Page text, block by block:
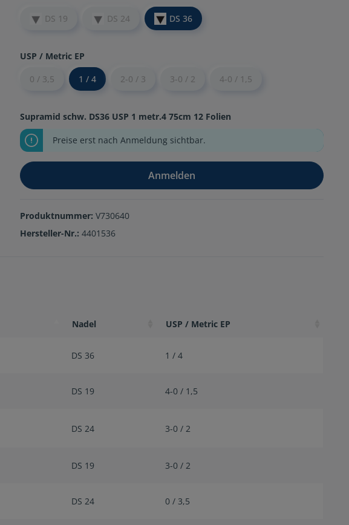
DS 19
DS 24 DS 36
USP / Metric EP
0 / 3,5
1 / 4 2-0 / 3 3-0 / 2 4-0 / 1,5
Supramid schw. DS36 USP 1 metr.4 75cm 12 Folien
Preise erst nach Anmeldung sichtbar.
Anmelden
Produktnummer:V730640
Hersteller-Nr.:4401536
Nadel USP / Metric EP
DS 36 1 / 4
DS 19 4-0 / 1,5
DS 24 3-0 / 2
DS 19 3-0 / 2
DS 24 0 / 3,5